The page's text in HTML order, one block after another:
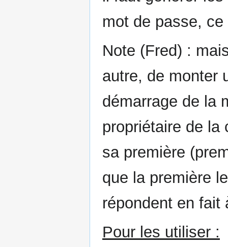
mot de passe,
Note (Fred) :
autre, de monter
démarrage de la
propriétaire de la
sa première
que la première
répondent en fait
Pour les utiliser :